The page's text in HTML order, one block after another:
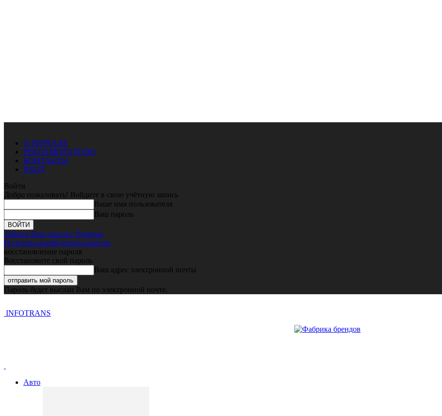
О ПОРТАЛЕ
РЕКЛАМОДАТЕЛЮ
КОНТАКТЫ
ВХОД
Войти
Добро пожаловать! Войдите в свою учётную запись
Ваше имя пользователя
Ваш пароль
Забыли Ваш пароль? Помощь
Политика конфиденциальности
восстановление пароля
Восстановите свой пароль
Ваш адрес электронной почты
Пароль будет выслан Вам по электронной почте.
INFOTRANS
Авто